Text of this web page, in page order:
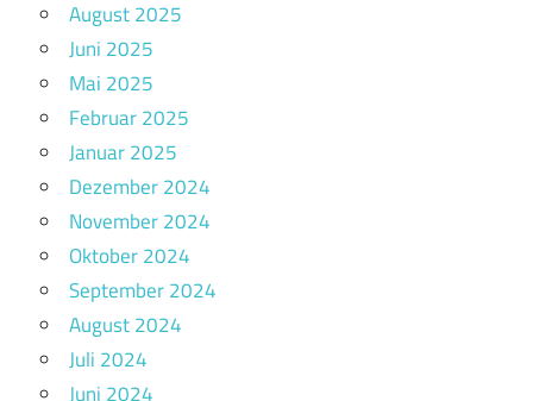
August 2025
Juni 2025
Mai 2025
Februar 2025
Januar 2025
Dezember 2024
November 2024
Oktober 2024
September 2024
August 2024
Juli 2024
Juni 2024